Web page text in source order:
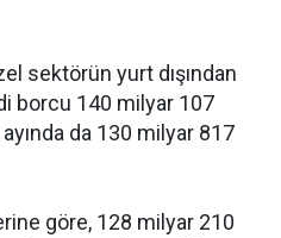
sektörün yurt dışından
borcu 140 milyar 107
da 130 milyar 817
göre, 128 milyar 210